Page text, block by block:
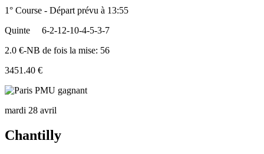
1° Course - Départ prévu à 13:55
Quinte
6-2-12-10-4-5-3-7
2.0 €-NB de fois la mise: 56
3451.40 €
mardi 28 avril
Chantilly